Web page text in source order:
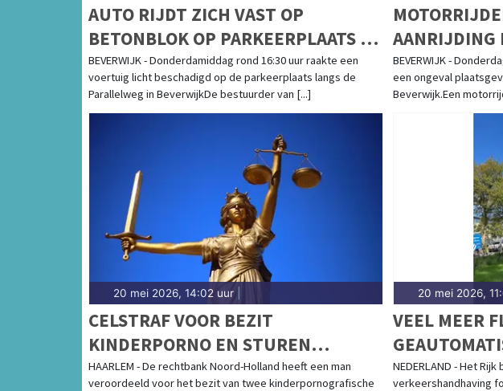
AUTO RIJDT ZICH VAST OP
BETONBLOK OP PARKEERPLAATS IN
BEVERWIJK
BEVERWIJK - Donderdamiddag rond 16:30 uur raakte een
voertuig licht beschadigd op de parkeerplaats langs de
Parallelweg in BeverwijkDe bestuurder van [...]
AANRIJDING
BEVERWIJK
BEVERWIJK -
een ongeval
Beverwijk.Een
20 mei 2026, 14:02 uur
CELSTRAF VOOR BEZIT
KINDERPORNO EN STUREN
NAAKTFOTO'S NAAR MINDERJARIGE
HAARLEM - De rechtbank Noord-Holland heeft een man
veroordeeld voor het bezit van twee kinderpornografische
20 mei 2026,
VEEL MEER
VERDUBBELT
NEDERLAND - Het
verkeershandhaving